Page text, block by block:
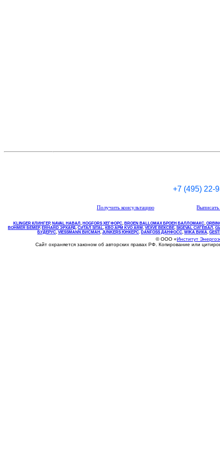
+7 (495) 22-
Получить консультацию
KLINGER КЛИНГЕР, NAVAL НАВАЛ , НOGFORS ХЕГФОРС, BROEN BALLOMAX БРОЕН БАЛЛОМАКС,
BOHMER БЕМЕР, ERHARD ЭРХАРД, СИТАЛ SITAL, КВО АРМ KVO ARM, VEXVE ВЕКСВЕ, SIGEVAL СИГЕВАЛ ,
БУДЕРУС, VIESSMANN ВИСМАН , JUNKERS ЮНКЕРС. DANFOSS ДАНФОСС, WIKA ВИКА,
© ООО «Институт
Сайт охраняется законом об авторских правах РФ. Копирование или